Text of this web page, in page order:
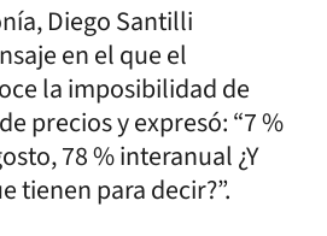
Diego Santilli
en el que el
la imposibilidad de
precios y expresó: “7 %
78 % interanual ¿Y
tienen para decir?”.